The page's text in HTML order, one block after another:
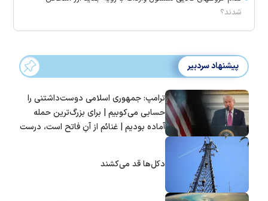
شدند؟
پیشنهاد سردبیر
ترامپ: جمهوری اسلامی دوست‌داشتنی را
حسابی می‌کوبیم | برای بزرگ‌ترین حمله
آماده بودیم | غنائم از آنِ فاتح است، درست
دکل‌ها قد می‌کشند